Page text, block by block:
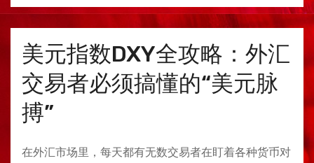
美元指数DXY全攻略：外汇
交易者必须搞懂的“美元脉
搏”
在外汇市场里，每天都有无数交易者在盯着各种货币对